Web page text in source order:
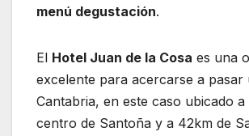
menú degustación.
El Hotel Juan de la Cosa es una
excelente para acercarse a pasar
Cantabria, en este caso ubicado a
centro de Santoña y a 42km de